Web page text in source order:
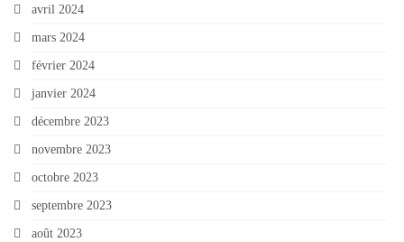
avril 2024
mars 2024
février 2024
janvier 2024
décembre 2023
novembre 2023
octobre 2023
septembre 2023
août 2023